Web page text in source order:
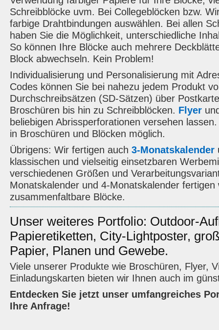
Schreibblöcke uvm. Bei Collegeblöcken bzw.
farbige Drahtbindungen auswählen. Bei allen
haben Sie die Möglichkeit, unterschiedliche
So können Ihre Blöcke auch mehrere
Block abwechseln. Kein Problem!
Individualisierung und Personalisierung mit
Codes können Sie bei nahezu jedem Produkt
Durchschreibsätzen (SD-Sätzen) über
Broschüren bis hin zu Schreibblöcken. Flyer
beliebigen Abrissperforationen versehen
in Broschüren und Blöcken möglich.
Übrigens: Wir fertigen auch 3-Monatskalender
klassischen und vielseitig einsetzbaren
verschiedenen Größen und
Monatskalender und 4-Monatskalender fertigen
zusammenfaltbare Blöcke.
Unser weiteres Portfolio: Outdoor-
Papieretiketten, City-Lightposter,
Papier, Planen und Gewebe.
Viele unserer Produkte wie Broschüren, Flyer,
Einladungskarten bieten wir Ihnen auch im
Entdecken Sie jetzt unser umfangreiches
Ihre Anfrage!